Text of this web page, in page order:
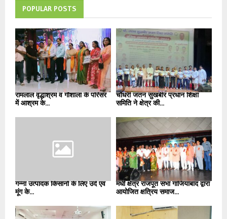
POPULAR POSTS
रामलाल वृद्धाश्रम व गौशाला के परिसर
में आश्रम के...
चौधरी जतन सुखबीर प्रधान शिक्षा
समिति ने क्षेत्र की...
गन्ना उत्पादक किसानों के लिए उर्द एवं
मूंग के...
मधी क्षेत्र राजपूत सभा गाजियाबाद द्वारा
आयोजित क्षत्रिय समाज...